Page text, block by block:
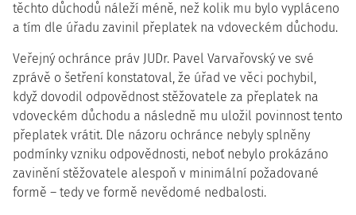
těchto důchodů náleží méně, než kolik mu bylo vypláceno
a tím dle úřadu zavinil přeplatek na vdoveckém důchodu.
Veřejný ochránce práv JUDr. Pavel Varvařovský ve své
zprávě o šetření konstatoval, že úřad ve věci pochybil,
když dovodil odpovědnost stěžovatele za přeplatek na
vdoveckém důchodu a následně mu uložil povinnost tento
přeplatek vrátit. Dle názoru ochránce nebyly splněny
podmínky vzniku odpovědnosti, neboť nebylo prokázáno
zavinění stěžovatele alespoň v minimální požadované
formě – tedy ve formě nevědomé nedbalosti.